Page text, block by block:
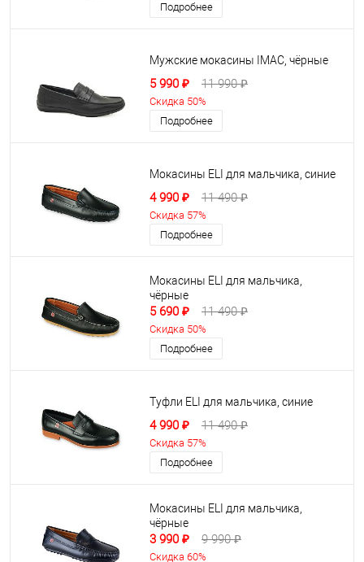
Подробнее
Мужские мокасины IMAC, чёрные
5 990 ₽ 11 990 ₽
Скидка 50%
Подробнее
Мокасины ELI для мальчика, синие
4 990 ₽ 11 490 ₽
Скидка 57%
Подробнее
Мокасины ELI для мальчика,
чёрные
5 690 ₽ 11 490 ₽
Скидка 50%
Подробнее
Туфли ELI для мальчика, синие
4 990 ₽ 11 490 ₽
Скидка 57%
Подробнее
Мокасины ELI для мальчика,
чёрные
3 990 ₽ 9 990 ₽
Скидка 60%